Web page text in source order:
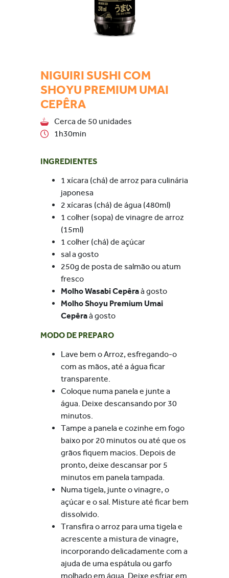
NIGUIRI SUSHI COM
SHOYU PREMIUM UMAI
CEPÊRA
Cerca de 50 unidades
1h30min
INGREDIENTES
1 xícara (chá) de arroz para culinária
japonesa
2 xícaras (chá) de água (480ml)
1 colher (sopa) de vinagre de arroz
(15ml)
1 colher (chá) de açúcar
sal a gosto
250g de posta de salmão ou atum
fresco
Molho WasabiCepêraà gosto
Molho Shoyu Premium Umai
Cepêraà gosto
MODO DE PREPARO
Lave bem o Arroz, esfregando-o
com as mãos, até a água ficar
transparente.
Coloque numa panela e junte a
água. Deixe descansando por 30
minutos.
Tampe a panela e cozinhe em fogo
baixo por 20 minutos ou até que os
grãos fiquem macios. Depois de
pronto, deixe descansar por 5
minutos em panela tampada.
Numa tigela, junte o vinagre, o
açúcar e o sal. Misture até ficar bem
dissolvido.
Transfira o arroz para uma tigela e
acrescente a mistura de vinagre,
incorporando delicadamente com a
ajuda de uma espátula ou garfo
molhado em água. Deixe esfriar em